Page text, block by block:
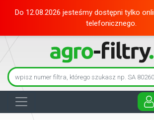
Do 12.08.2026 jesteśmy dostępni tylko
telefonicznego.